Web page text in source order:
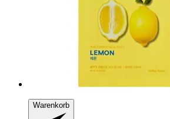
Warenkorb